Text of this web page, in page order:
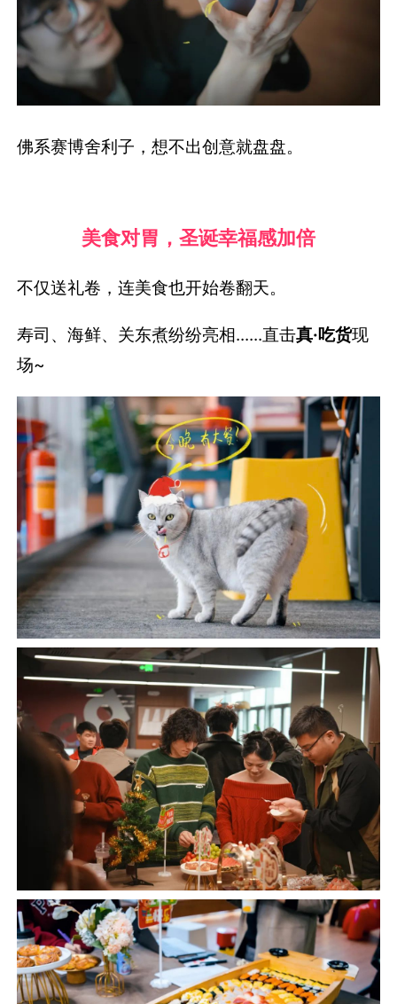
佛系赛博舍利子，想不出创意就盘盘。
美食对胃， 圣诞幸福感加倍
不仅送礼卷，连美食也开始卷翻天。
寿司、海鲜、关东煮纷纷亮相......直击真·吃货现
场~